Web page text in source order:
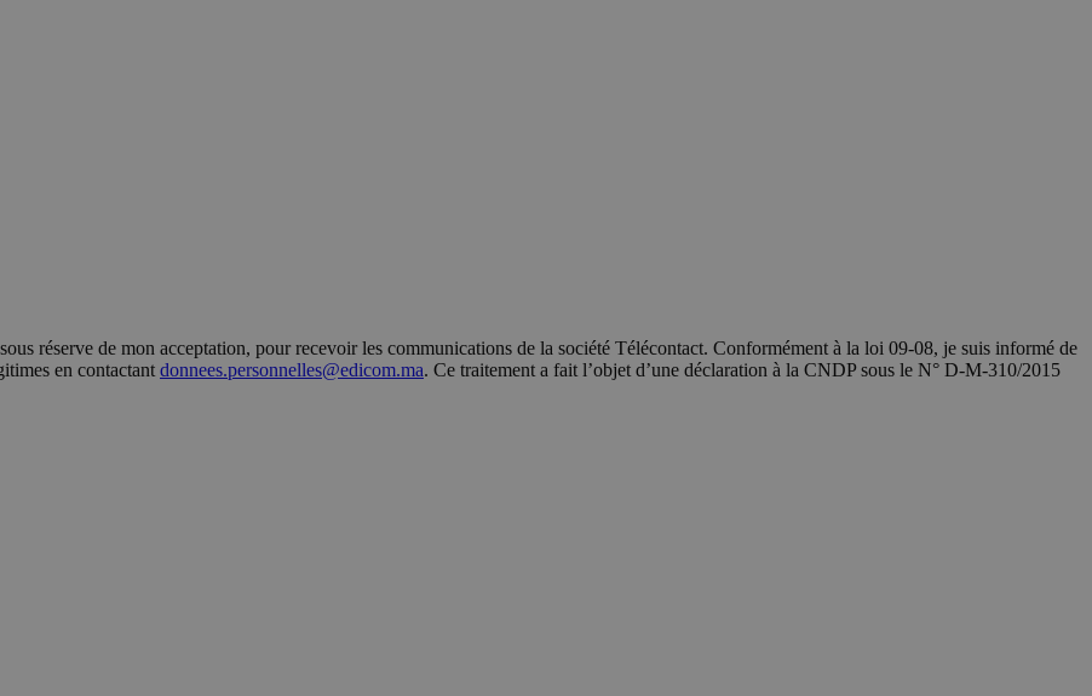
réserve de mon acceptation, pour recevoir les communications de la société Télécontact. Conformément à la loi 09-08, je suis informé de
en contactant donnees.personnelles@edicom.ma. Ce traitement a fait l’objet d’une déclaration à la CNDP sous le N° D-M-310/2015